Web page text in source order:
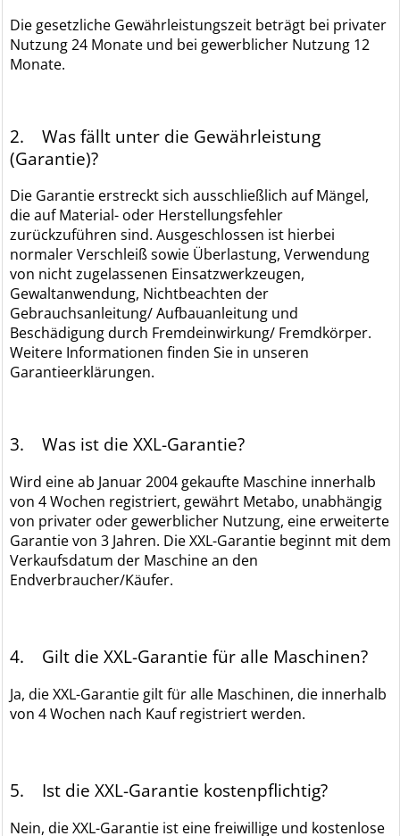
Die gesetzliche Gewährleistungszeit beträgt bei privater
Nutzung 24 Monate und bei gewerblicher Nutzung 12
Monate.
2. Was fällt unter die Gewährleistung
(Garantie)?
Die Garantie erstreckt sich ausschließlich auf Mängel,
die auf Material- oder Herstellungsfehler
zurückzuführen sind. Ausgeschlossen ist hierbei
normaler Verschleiß sowie Überlastung, Verwendung
von nicht zugelassenen Einsatzwerkzeugen,
Gewaltanwendung, Nichtbeachten der
Gebrauchsanleitung/ Aufbauanleitung und
Beschädigung durch Fremdeinwirkung/ Fremdkörper.
Weitere Informationen finden Sie in unseren
Garantieerklärungen.
3. Was ist die XXL-Garantie?
Wird eine ab Januar 2004 gekaufte Maschine innerhalb
von 4 Wochen registriert, gewährt Metabo, unabhängig
von privater oder gewerblicher Nutzung, eine erweiterte
Garantie von 3 Jahren. Die XXL-Garantie beginnt mit dem
Verkaufsdatum der Maschine an den
Endverbraucher/Käufer.
4. Gilt die XXL-Garantie für alle Maschinen?
Ja, die XXL-Garantie gilt für alle Maschinen, die innerhalb
von 4 Wochen nach Kauf registriert werden.
5. Ist die XXL-Garantie kostenpflichtig?
Nein, die XXL-Garantie ist eine freiwillige und kostenlose